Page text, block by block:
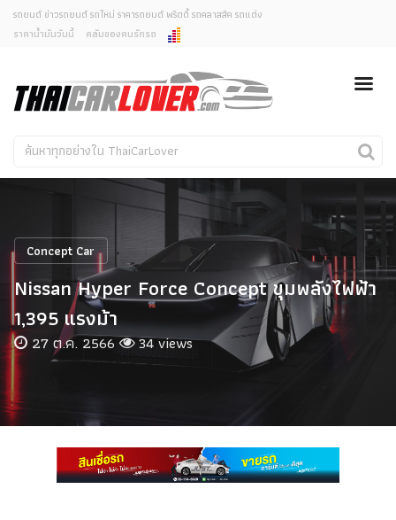
ยกเลิกการแจ้งเตือน
คุณต้องการยกเลิกการแจ้งเตือนข่าวสารเมื่อมีการอัพเดต
ใช่หรือไม่?
ไม่
รถยนต์ ข่าวรถยนต์ รถใหม่ ราคารถยนต์ พริตตี้ รถคลาสสิค รถแต่ง
ราคาน้ำมันวันนี้
คลับของคนรักรถ
รถใหม่
คนรักรถ
รถแต่ง
พริตตี้
งานแสดงรถ
Car In The Movie
สเปคราคา รถยนต์
Concept Car
Nissan Hyper Force Concept ขุมพลังไฟฟ้า
1,395 แรงม้า
27 ต.ค. 2566 34 views